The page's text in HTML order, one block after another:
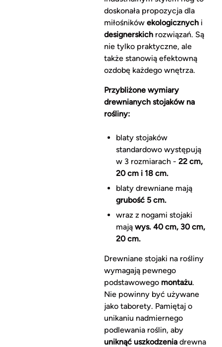
doskonała propozycja dla
miłośników ekologicznychi
designerskichrozwiązań. Są
nie tylko praktyczne, ale
także stanowią efektowną
ozdobę każdego wnętrza.
Przybliżone wymiary
drewnianych stojaków na
rośliny:
blaty stojaków
standardowo występują
w 3 rozmiarach - 22 cm,
20 cm i 18 cm.
blaty drewniane mają
grubość 5 cm.
wraz z nogami stojaki
mają wys. 40 cm, 30 cm,
20 cm.
Drewniane stojaki na rośliny
wymagają pewnego
podstawowego montażu.
Nie powinny być używane
jako taborety. Pamiętaj o
unikaniu nadmiernego
podlewania roślin, aby
uniknąć uszkodzeniadrewna